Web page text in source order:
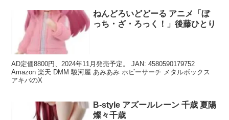
ねんどろいどどーる アニメ「ぼ
っち・ざ・ろっく！」後藤ひとり
AD定価8800円、2024年11月発売予定。 JAN: 4580590179752
Amazon 楽天 DMM 駿河屋 あみあみ ホビーサーチ メタルボックス
アキバのX
B-style アズールレーン 千歳 夏陽
燦々千歳